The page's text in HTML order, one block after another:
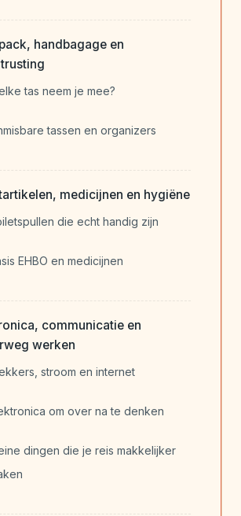
handbagage en
tas neem je mee?
tassen en organizers
medicijnen en hygiëne
die echt handig zijn
EHBO en medicijnen
communicatie en
werken
stroom en internet
om over na te denken
dingen die je reis makkelijker